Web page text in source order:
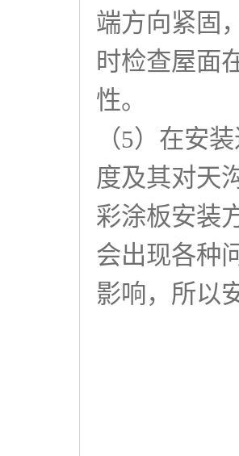
端方向紧固
时检查屋面
性。
（5）在安
度及其对天
彩涂板安装
会出现各种
影响，所以